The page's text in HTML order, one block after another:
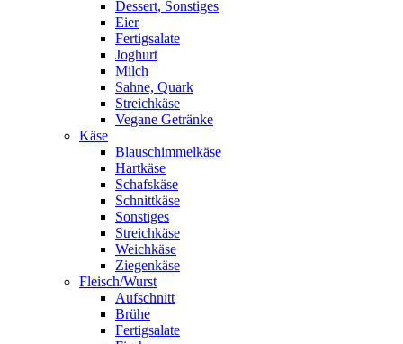
Dessert, Sonstiges
Eier
Fertigsalate
Joghurt
Milch
Sahne, Quark
Streichkäse
Vegane Getränke
Käse
Blauschimmelkäse
Hartkäse
Schafskäse
Schnittkäse
Sonstiges
Streichkäse
Weichkäse
Ziegenkäse
Fleisch/Wurst
Aufschnitt
Brühe
Fertigsalate